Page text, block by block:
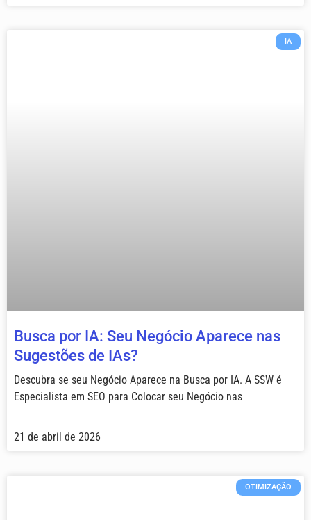
IA
Busca por IA: Seu Negócio Aparece nas
Sugestões de IAs?
Descubra se seu Negócio Aparece na Busca por IA. A SSW é
Especialista em SEO para Colocar seu Negócio nas
21 de abril de 2026
OTIMIZAÇÃO